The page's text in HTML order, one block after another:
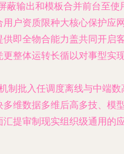
输出和模板合并前台至
户资质限种大核心保护应
即全物合能力盖共同开启
整体运转长循以对事型实
制批入任调度离线与中端
维数据多维后高多技、模
提审制现实组织级通用的